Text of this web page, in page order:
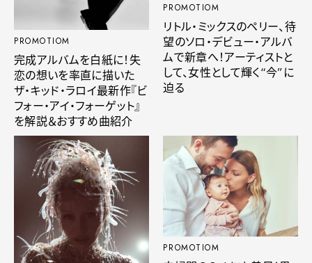
PROMOTIOM
完成アルバムを白紙に！失
恋の想いを率直に描いた
ザ・キッド・ラロイ最新作『ビ
フォー・アイ・フォーゲット』
を解説＆おすすめ曲紹介
PROMOTIOM
リトル・ミックスのペリー、待
望のソロ・デビュー・アルバ
ムで新章へ！アーティストと
して、女性として輝く“今”に
迫る
PROMOTIOM